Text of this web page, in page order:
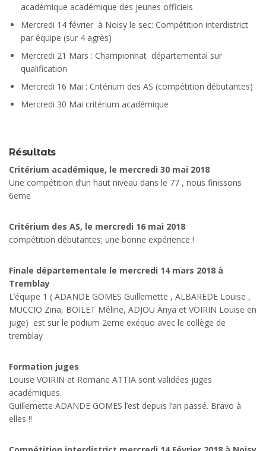
académique académique des jeunes officiels
Mercredi 14 février à Noisy le sec: Compétition interdistrict
par équipe (sur 4 agrès)
Mercredi 21 Mars : Championnat départemental sur
qualification
Mercredi 16 Mai : Critérium des AS (compétition débutantes)
Mercredi 30 Mai critérium académique
Résultats
Critérium académique, le mercredi 30 mai 2018
Une compétition d’un haut niveau dans le 77 , nous finissons
6eme
Critérium des AS, le mercredi 16 mai 2018
compétition débutantes; une bonne expérience !
Finale départementale le mercredi 14 mars 2018 à
Tremblay
L’équipe 1 ( ADANDE GOMES Guillemette , ALBAREDE Louise ,
MUCCIO Zina, BOILET Méline, ADJOU Anya et VOIRIN Louise en
juge) est sur le podium 2eme exéquo avec le collège de
tremblay
Formation juges
Louise VOIRIN et Romane ATTIA sont validées juges
académiques.
Guillemette ADANDE GOMES l’est depuis l’an passé. Bravo à
elles !!